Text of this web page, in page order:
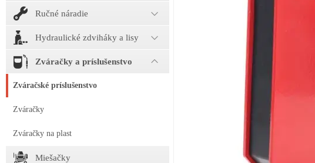
Ručné náradie
Hydraulické zdviháky a lisy
Zváračky a príslušenstvo
Zváračské príslušenstvo
Zváračky
Zváračky na plast
Miešačky